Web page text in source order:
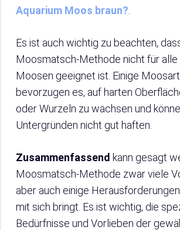
Aquarium Moos braun?
Es ist auch wichtig zu beachten,
Moosmatsch-Methode nicht für alle
Moosen geeignet ist. Einige
bevorzugen es, auf harten
oder Wurzeln zu wachsen und
Untergründen nicht gut haften.
Zusammenfassend kann gesagt
Moosmatsch-Methode zwar viele
aber auch einige
mit sich bringt. Es ist wichtig, die
Bedürfnisse und Vorlieben der